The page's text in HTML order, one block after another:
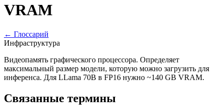
VRAM
← Глоссарий
Инфраструктура
Видеопамять графического процессора. Определяет
максимальный размер модели, которую можно загрузить для
инференса. Для LLama 70B в FP16 нужно ~140 GB VRAM.
Связанные термины